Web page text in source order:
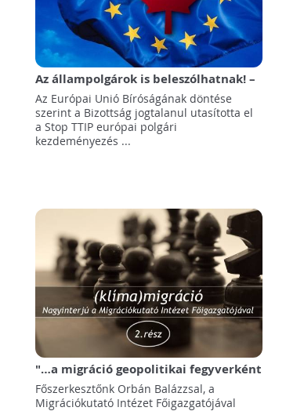
Az állampolgárok is beleszólhatnak! –
mondta ki az Európai Bíróság a TTIP és
CETA kapcsán
Az Európai Unió Bíróságának döntése
szerint a Bizottság jogtalanul utasította el
a Stop TTIP európai polgári
kezdeményezés ...
"…a migráció geopolitikai fegyverként
is használható a fogadó térségek
destabilizálására." - Nagyinterjú
Főszerkesztőnk Orbán Balázzsal, a
Migrációkutató Intézet Főigazgatójával